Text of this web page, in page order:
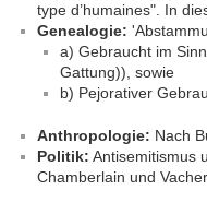
type d’humaines". In
Genealogie:
a) Gebraucht im
Gattung)), sowie
b) Pejorativer
Anthropologie: Nach
Politik: Antisemitismus
Chamberlain und